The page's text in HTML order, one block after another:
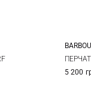
S
5 200